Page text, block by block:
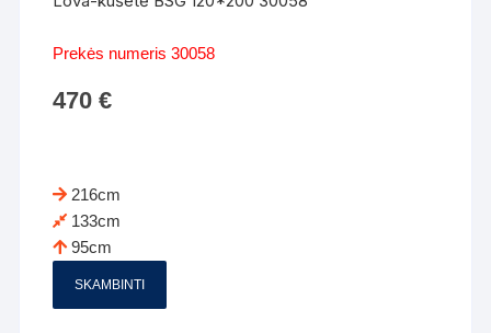
Prekės numeris 30058
470€
216cm
133cm
95cm
SKAMBINTI